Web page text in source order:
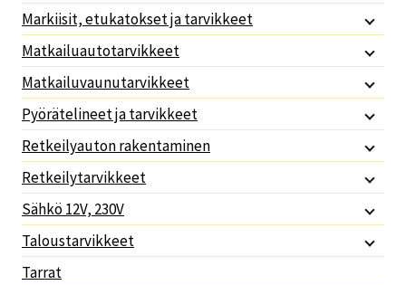
Markiisit, etukatokset ja tarvikkeet
Matkailuautotarvikkeet
Matkailuvaunutarvikkeet
Pyörätelineet ja tarvikkeet
Retkeilyauton rakentaminen
Retkeilytarvikkeet
Sähkö 12V, 230V
Taloustarvikkeet
Tarrat